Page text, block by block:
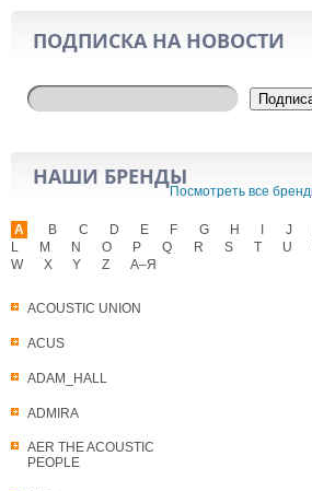
ПОДПИСКА НА НОВОСТИ
НАШИ БРЕНДЫ
Посмотреть все
A
ACOUSTIC UNION
ACUS
ADAM_HALL
ADMIRA
AER THE ACOUSTIC
PEOPLE
B C D E F G H J
L
M N O P Q R S T U
W
X Y Z А–Я